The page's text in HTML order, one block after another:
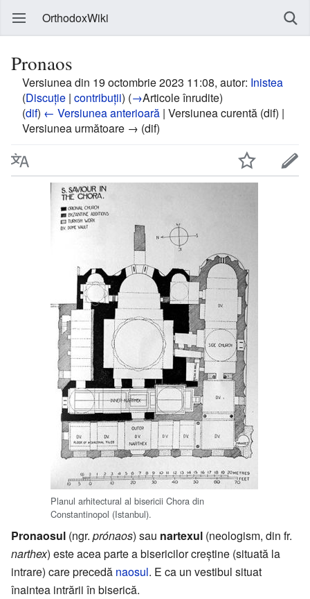
OrthodoxWiki
Pronaos
Versiunea din 19 octombrie 2023 11:08, autor: Inistea
(Discuție | contribuții) (→Articole înrudite)
(dif) ← Versiunea anterioară | Versiunea curentă (dif) |
Versiunea următoare → (dif)
Planul arhitectural al bisericii Chora din
Constantinopol (Istanbul).
Pronaosul (ngr. prónaos) sau nartexul (neologism, din fr.
narthex) este acea parte a bisericilor creştine (situată la
intrare) care precedă naosul. E ca un vestibul situat
înaintea intrării în biserică.